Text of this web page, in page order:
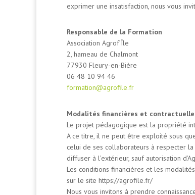
exprimer une insatisfaction, nous vous
Responsable de la Formation
Association Agrof’Île
2, hameau de Chalmont
77930 Fleury-en-Bière
06 48 10 94 46
formation@agrofile.fr
Modalités financières et
Le projet pédagogique est la propriété
A ce titre, il ne peut être exploité sous
celui de ses collaborateurs à respecter
diffuser à l’extérieur, sauf autorisation
Les conditions financières et les
sur le site https://agrofile.fr/
Nous vous invitons à prendre